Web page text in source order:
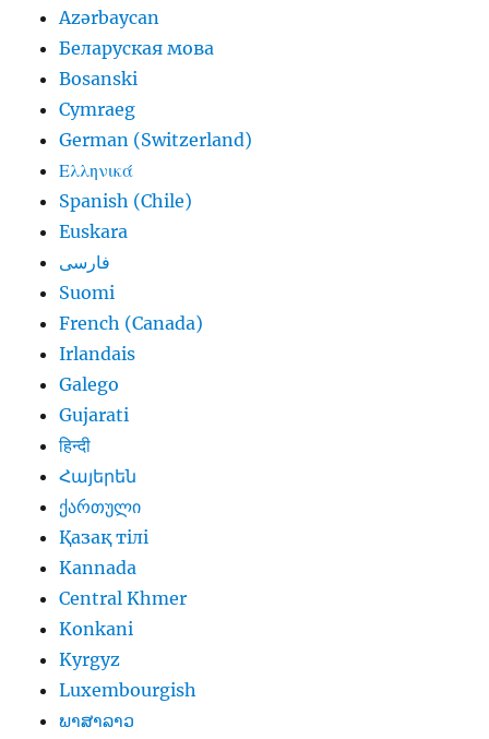
Azərbaycan
Беларуская мова
Bosanski
Cymraeg
German (Switzerland)
Ελληνικά
Spanish (Chile)
Euskara
فارسی
Suomi
French (Canada)
Irlandais
Galego
Gujarati
हिन्दी
Հայերեն
ქართული
Қазақ тілі
Kannada
Central Khmer
Konkani
Kyrgyz
Luxembourgish
ພາສາລາວ